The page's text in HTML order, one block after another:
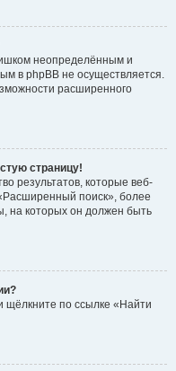
неопределённым и
в phpBB не осуществляется.
расширенного
страницу!
результатов, которые веб-
поиск», более
на которых он должен быть
щёлкните по ссылке «Найти